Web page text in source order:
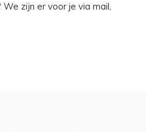
zijn er voor je via mail,